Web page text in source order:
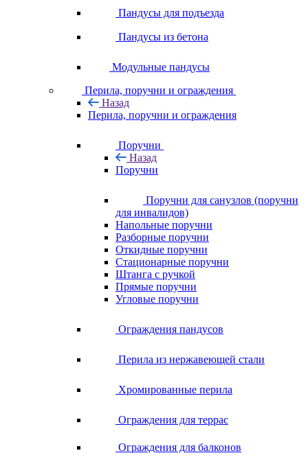
Пандусы для подъезда
Пандусы из бетона
Модульные пандусы
Перила, поручни и ограждения
Назад
Перила, поручни и ограждения
Поручни
Назад
Поручни
Поручни для санузлов (поручни
для инвалидов)
Напольные поручни
Разборные поручни
Откидные поручни
Стационарные поручни
Штанга с ручкой
Прямые поручни
Угловые поручни
Ограждения пандусов
Перила из нержавеющей стали
Хромированные перила
Ограждения для террас
Ограждения для балконов